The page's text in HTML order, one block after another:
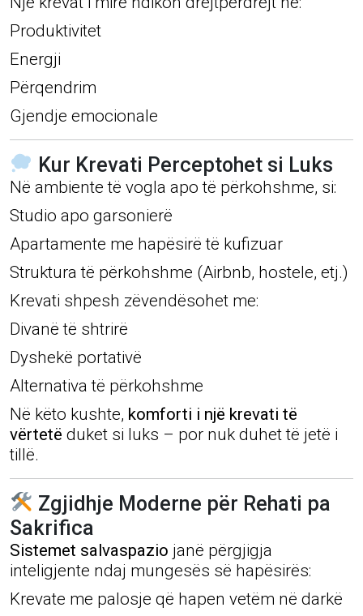
Produktivitet
Energji
Përqendrim
Gjendje emocionale
Kur Krevati Perceptohet si Luks
Në ambiente të vogla apo të përkohshme, si:
Studio apo garsonierë
Apartamente me hapësirë të kufizuar
Struktura të përkohshme (Airbnb, hostele, etj.)
Krevati shpesh zëvendësohet me:
Divanë të shtrirë
Dyshekë portativë
Alternativa të përkohshme
Në këto kushte, komforti i një krevati të
vërtetë duket si luks – por nuk duhet të jetë i
tillë.
Zgjidhje Moderne për Rehati pa
Sakrifica
Sistemet salvaspazio janë përgjigja
inteligjente ndaj mungesës së hapësirës:
Krevate me palosje që hapen vetëm në darkë